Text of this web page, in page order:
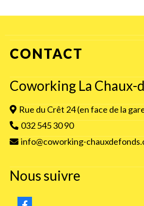
CONTACT
Coworking La Chaux-
Rue du Crêt 24 (en face de la
032 545 30 90
info@coworking-
Nous suivre